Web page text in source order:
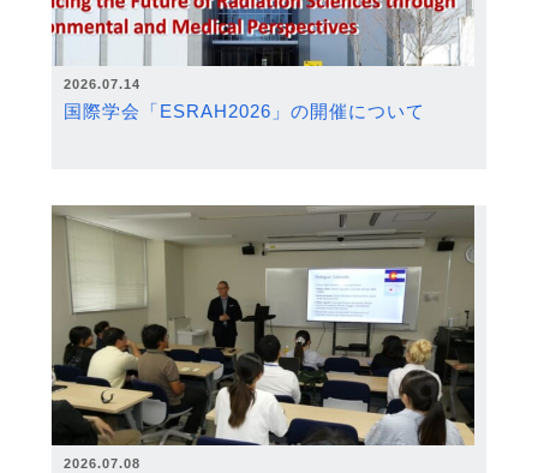
2026.07.14
国際学会「ESRAH2026」の開催について
2026.07.08